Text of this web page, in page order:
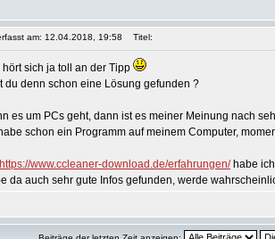
am: 12.04.2018, 19:58 Titel:
hört sich ja toll an der Tipp
du denn schon eine Lösung gefunden ?
es um PCs geht, dann ist es meiner Meinung nach
schon ein Programm auf meinem Computer,
https://www.ccleaner-download.de/erfahrungen/habe
da auch sehr gute Infos gefunden, werde